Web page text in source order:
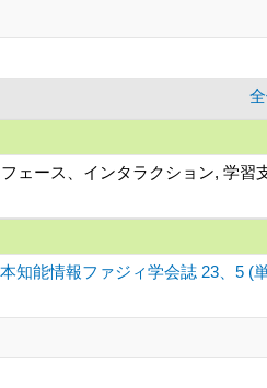
ェース、インタラクション, 学習
知能情報ファジィ学会誌 23、5 (